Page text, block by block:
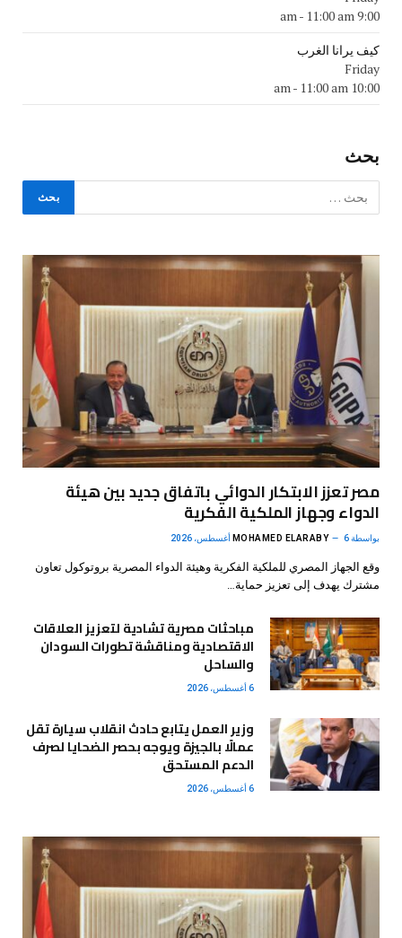
9:00 am
- 11:00 am
كيف يرانا الغرب
Friday
10:00 am
- 11:00 am
بحث
مصر تعزز الابتكار الدوائي باتفاق جديد بين هيئة
الدواء وجهاز الملكية الفكرية
بواسطة MOHAMED ELARABY 6 أغسطس، 2026
وقع الجهاز المصري للملكية الفكرية وهيئة الدواء المصرية بروتوكول تعاون
مشترك يهدف إلى تعزيز حماية…
مباحثات مصرية تشادية لتعزيز العلاقات
الاقتصادية ومناقشة تطورات السودان
والساحل
6 أغسطس، 2026
وزير العمل يتابع حادث انقلاب سيارة تقل
عمالًا بالجيزة ويوجه بحصر الضحايا لصرف
الدعم المستحق
6 أغسطس، 2026